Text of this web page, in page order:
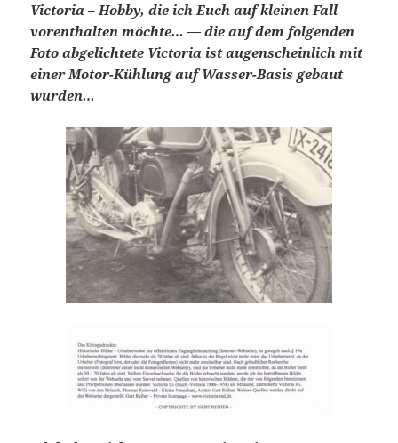
Victoria – Hobby, die ich Euch auf kleinen Fall
vorenthalten möchte… — die auf dem folgenden
Foto abgelichtete Victoria ist augenscheinlich mit
einer Motor-Kühlung auf Wasser-Basis gebaut
wurden…